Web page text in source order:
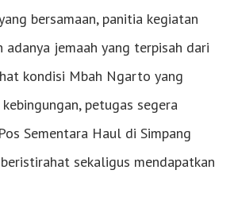
bersamaan, panitia kegiatan
adanya jemaah yang terpisah dari
kondisi Mbah Ngarto yang
petugas segera
Sementara Haul di Simpang
sekaligus mendapatkan